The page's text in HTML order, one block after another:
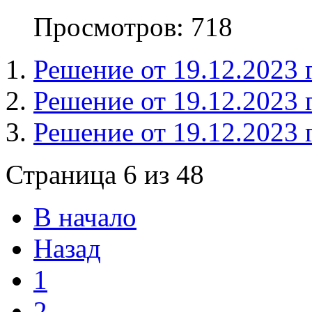
Просмотров: 718
Решение от 19.12.2023
Решение от 19.12.2023
Решение от 19.12.2023
Страница 6 из 48
В начало
Назад
1